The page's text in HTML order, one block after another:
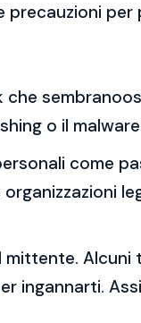
precauzioni
che
o il
come
mittente.
ingannarti.